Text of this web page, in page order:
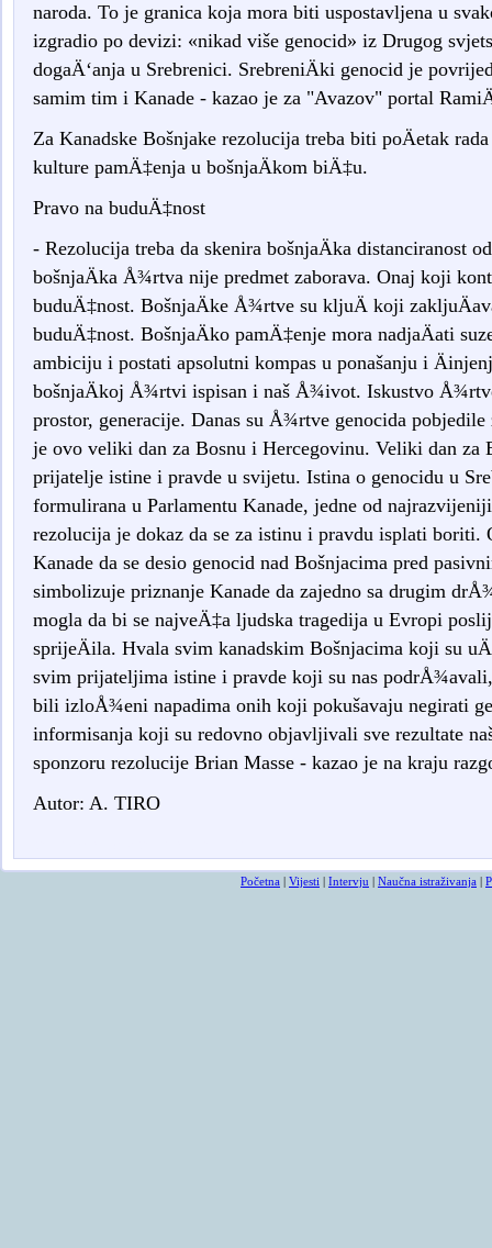
naroda. To je granica koja mora biti uspostavljena u
izgradio po devizi: «nikad više genocid» iz Drugog
dogaÄ‘anja u Srebrenici. SrebreniÄki genocid je
samim tim i Kanade - kazao je za "Avazov" portal
Za Kanadske Bošnjake rezolucija treba biti poÄetak
kulture pamÄ‡enja u bošnjaÄkom biÄ‡u.
Pravo na buduÄ‡nost
- Rezolucija treba da skenira bošnjaÄka distanciranost
bošnjaÄka Å¾rtva nije predmet zaborava. Onaj koji
buduÄ‡nost. BošnjaÄke Å¾rtve su kljuÄ koji
buduÄ‡nost. BošnjaÄko pamÄ‡enje mora nadjaÄati
ambiciju i postati apsolutni kompas u ponašanju i
bošnjaÄkoj Å¾rtvi ispisan i naš Å¾ivot. Iskustvo
prostor, generacije. Danas su Å¾rtve genocida
je ovo veliki dan za Bosnu i Hercegovinu. Veliki dan za
prijatelje istine i pravde u svijetu. Istina o genocidu u
formulirana u Parlamentu Kanade, jedne od
rezolucija je dokaz da se za istinu i pravdu isplati
Kanade da se desio genocid nad Bošnjacima pred
simbolizuje priznanje Kanade da zajedno sa drugim
mogla da bi se najveÄ‡a ljudska tragedija u Evropi
sprijeÄila. Hvala svim kanadskim Bošnjacima koji su
svim prijateljima istine i pravde koji su nas
bili izloÅ¾eni napadima onih koji pokušavaju negirati
informisanja koji su redovno objavljivali sve rezultate
sponzoru rezolucije Brian Masse - kazao je na kraju
Autor: A. TIRO
Početna Vijesti Intervju Naučna istraživanja